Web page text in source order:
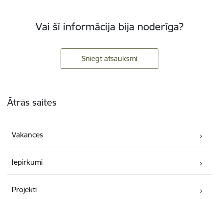
Vai šī informācija bija noderīga?
Sniegt atsauksmi
Ātrās saites
Vakances
Iepirkumi
Projekti